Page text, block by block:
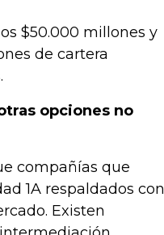
$50.000 millones y
de cartera
opciones no
compañías que
1A respaldados con
Existen